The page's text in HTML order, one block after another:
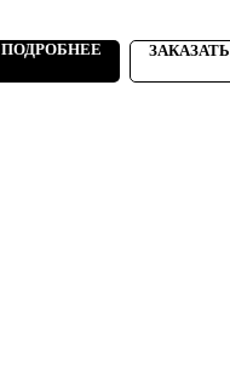
ПОДРОБНЕЕ ЗАКАЗАТЬ